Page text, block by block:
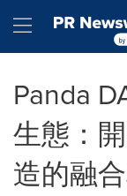
Hamburger
Panda
生態：
造的融